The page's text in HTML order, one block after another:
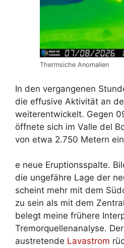
Thermsiche Anomalien
In den vergangenen
die effusive Aktivität an
weiterentwickelt. Gegen
öffnete sich im Valle del
von etwa 2.750 Metern ein
e neue Eruptionsspalte.
die ungefähre Lage der
scheint mehr mit dem
zu sein als mit dem
belegt meine frühere
Tremorquellenanalyse.
austretende Lavastrom